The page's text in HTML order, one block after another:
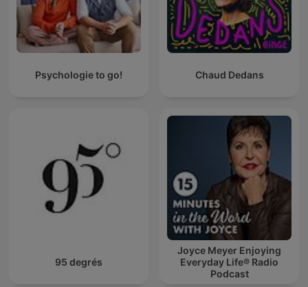
Psychologie to go! Chaud Dedans
95 degrés
Joyce Meyer Enjoying
Everyday Life® Radio
Podcast